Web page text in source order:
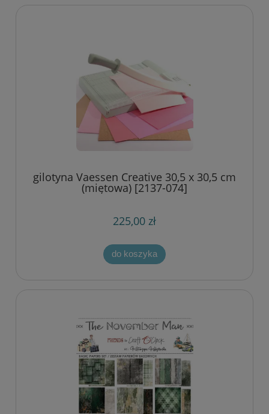
gilotyna Vaessen Creative 30,5 x 30,5 cm
(miętowa) [2137-074]
225,00 zł
do koszyka